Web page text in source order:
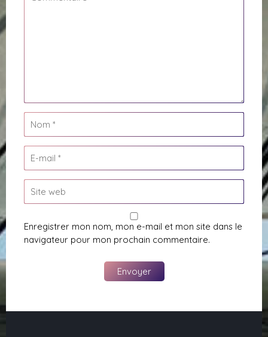
Enregistrer mon nom, mon e-mail et mon site dans le
navigateur pour mon prochain commentaire.